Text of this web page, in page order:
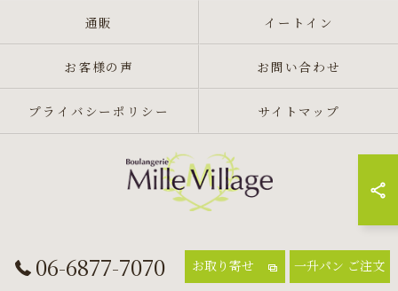
06-6877-7070 お取り寄せ 一升パン ご注文
通販 イートイン
お客様の声 お問い合わせ
プライバシーポリシー サイトマップ
RESERVED.